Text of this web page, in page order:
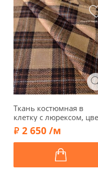
Ткань костюмная в
клетку с люрексом,
бежевый/черный,
1082036
2 650 /м